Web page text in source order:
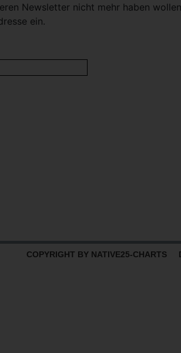
Newsletter nicht mehr haben
ein.
COPYRIGHT BY NATIVE25-CHARTS